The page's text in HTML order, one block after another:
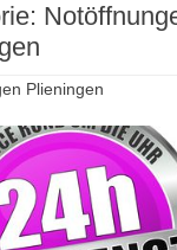
Plieningen